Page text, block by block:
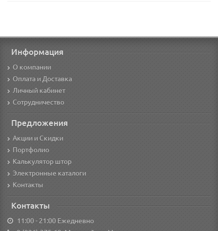
Информация
О компании
Оплата и Доставка
Личный кабинет
Сотрудничество
Предложения
Акции и Скидки
Портфолио
Калькулятор штор
Электронные каталоги
Контакты
Контакты
11:00 - 21:00 Ежедневно